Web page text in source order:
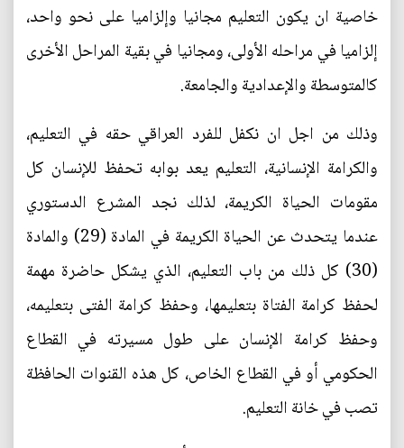
خاصية ان يكون التعليم مجانيا وإلزاميا على نحو واحد،
إلزاميا في مراحله الأولى، ومجانيا في بقية المراحل الأخرى
كالمتوسطة والإعدادية والجامعة.
وذلك من اجل ان نكفل للفرد العراقي حقه في التعليم،
والكرامة الإنسانية، التعليم يعد بوابه تحفظ للإنسان كل
مقومات الحياة الكريمة، لذلك نجد المشرع الدستوري
عندما يتحدث عن الحياة الكريمة في المادة (29) والمادة
(30) كل ذلك من باب التعليم، الذي يشكل حاضرة مهمة
لحفظ كرامة الفتاة بتعليمها، وحفظ كرامة الفتى بتعليمه،
وحفظ كرامة الإنسان على طول مسيرته في القطاع
الحكومي أو في القطاع الخاص، كل هذه القنوات الحافظة
تصب في خانة التعليم.